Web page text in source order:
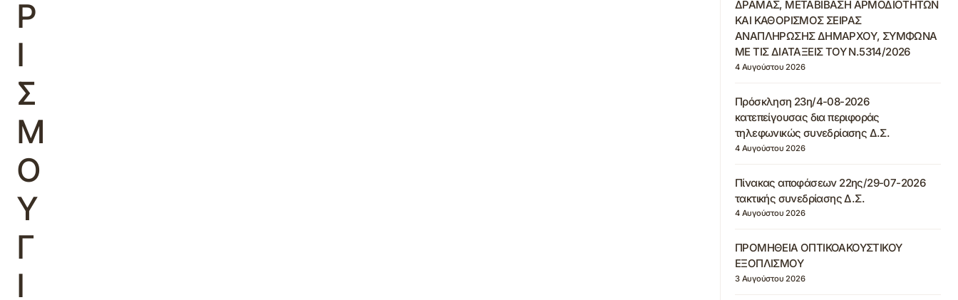
Ρ
Ι
Σ
Μ
Ο
Υ
Γ
Ι
ΔΡΑΜΑΣ, ΜΕΤΑΒΙΒΑΣΗ ΑΡΜΟΔΙΟΤΗΤΩΝ
ΚΑΙ ΚΑΘΟΡΙΣΜΟΣ ΣΕΙΡΑΣ
ΑΝΑΠΛΗΡΩΣΗΣ ΔΗΜΑΡΧΟΥ, ΣΥΜΦΩΝΑ
ΜΕ ΤΙΣ ΔΙΑΤΑΞΕΙΣ ΤΟΥ Ν.5314/2026
4 Αυγούστου 2026
Πρόσκληση 23η/4-08-2026
κατεπείγουσας δια περιφοράς
τηλεφωνικώς συνεδρίασης Δ.Σ.
4 Αυγούστου 2026
Πίνακας αποφάσεων 22ης/29-07-2026
τακτικής συνεδρίασης Δ.Σ.
4 Αυγούστου 2026
ΠΡΟΜΗΘΕΙΑ ΟΠΤΙΚΟΑΚΟΥΣΤΙΚΟΥ
ΕΞΟΠΛΙΣΜΟΥ
3 Αυγούστου 2026